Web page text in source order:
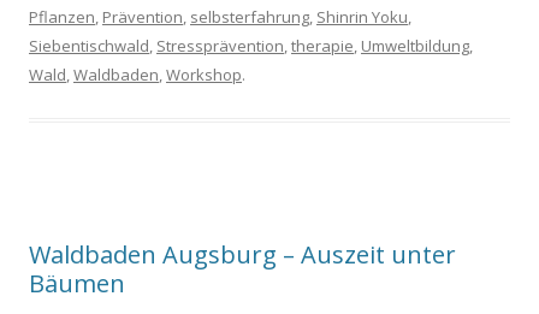
Pflanzen, Prävention, selbsterfahrung, Shinrin Yoku,
Siebentischwald, Stressprävention,therapie, Umweltbildung,
Wald,Waldbaden,Workshop.
Waldbaden Augsburg – Auszeit unter
Bäumen